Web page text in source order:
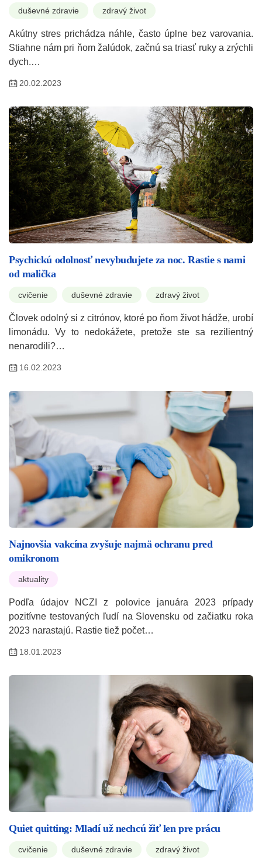
duševné zdravie zdravý život
Akútny stres prichádza náhle, často úplne bez varovania.
Stiahne nám pri ňom žalúdok, začnú sa triasť ruky a zrýchli
dych.…
20.02.2023
Psychickú odolnosť nevybudujete za noc. Rastie s nami
od malička
cvičenie duševné zdravie zdravý život
Človek odolný si z citrónov, ktoré po ňom život hádže, urobí
limonádu. Vy to nedokážete, pretože ste sa rezilientný
nenarodili?…
16.02.2023
Najnovšia vakcína zvyšuje najmä ochranu pred
omikronom
aktuality
Podľa údajov NCZI z polovice januára 2023 prípady
pozitívne testovaných ľudí na Slovensku od začiatku roka
2023 narastajú. Rastie tiež počet…
18.01.2023
Quiet quitting: Mladí už nechcú žiť len pre prácu
cvičenie duševné zdravie zdravý život